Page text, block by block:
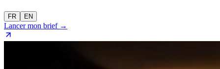
FR EN
Lancer mon brief →